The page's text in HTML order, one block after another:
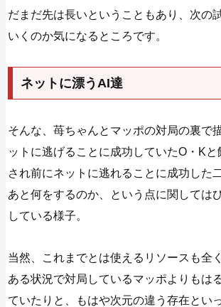
だまだ先は長いということもあり、次の
いくのか気になるところです。
ネットに漂うAI達
そんな、苺ちゃんとマッポの対局の裏で
ットに逃げることに成功していたO・K
され前にネットに逃れることに成功した
あと何をするのか、という点に関しては
している様子。
当然、これまでとは使えるリソースも全
ある状況で対局しているマッポよりもは
ていたりと、もはや次元の違う存在とい